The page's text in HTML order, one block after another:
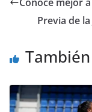
Previa de